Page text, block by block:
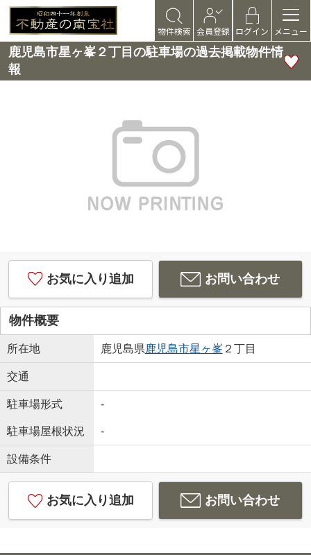
物件検索 会員登録 ログイン メニュー
鹿児島市星ヶ峯２丁目の駐車場の過去掲載物件情
報
お気に入り追加 お問い合わせ
物件概要
所在地 鹿児島県鹿児島市星ヶ峯 ２丁目
交通
駐車場形式 -
駐車場屋根状況 -
設備条件
お気に入り追加 お問い合わせ